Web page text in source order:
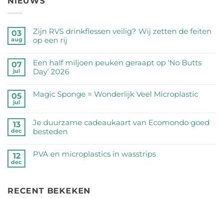
03
aug
Zijn RVS drinkflessen veilig? Wij zetten de feiten
op een rij
reacties
op
Zijn
drinkflessen
zetten
de
op
een
07
jul
Een half miljoen peuken geraapt op ‘No Butts
Day’ 2026
reacties
half
miljoen
peuken
op
2026
05
jul
Magic Sponge = Wonderlijk Veel Microplastic
op
Magic
=
Wonderlijk
13
dec
Je duurzame cadeaukaart van Ecomondo goed
besteden
reacties
cadeaukaart
12
dec
PVA en microplastics in wasstrips
PVA
RECENT BEKEKEN